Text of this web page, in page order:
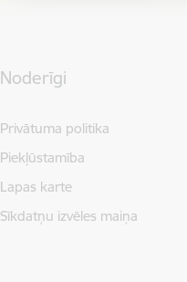
Noderīgi
Privātuma politika
Piekļūstamība
Lapas karte
Sīkdatņu izvēles maiņa